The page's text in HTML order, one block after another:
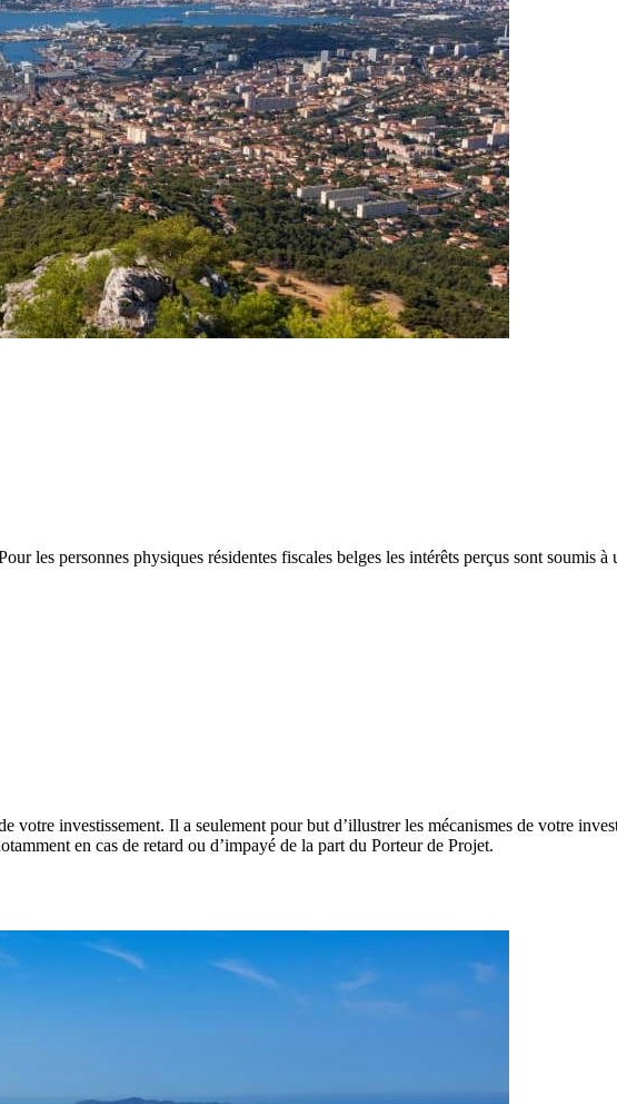
les personnes physiques résidentes fiscales belges les intérêts perçus sont soumis
investissement. Il a seulement pour but d’illustrer les mécanismes de votre
en cas de retard ou d’impayé de la part du Porteur de Projet.